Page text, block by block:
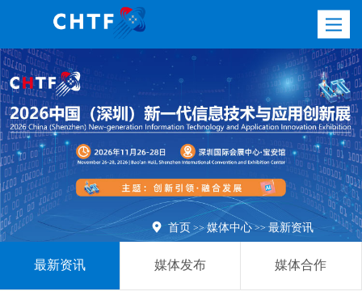
Toggle
 首页 >>媒体中心>>最新资讯
最新资讯 媒体发布 媒体合作